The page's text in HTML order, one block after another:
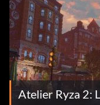
Atelier Ryza 2: